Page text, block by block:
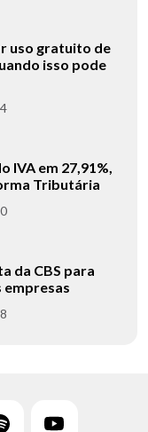
uso gratuito de
isso pode
IVA em 27,91%,
Tributária
da CBS para